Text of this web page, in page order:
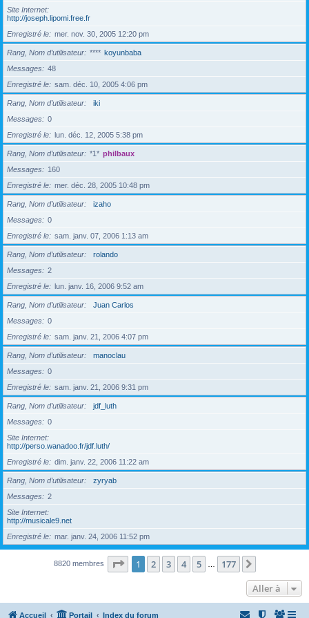
Site Internet
http://joseph.lipomi.free.fr
Enregistré le
mer. nov. 30, 2005 12:20 pm
Rang, Nom d’utilisateur **** koyunbaba
Messages
48
Enregistré le
sam. déc. 10, 2005 4:06 pm
Rang, Nom d’utilisateur
iki
Messages
0
Enregistré le
lun. déc. 12, 2005 5:38 pm
Rang, Nom d’utilisateur *1* philbaux
Messages
160
Enregistré le
mer. déc. 28, 2005 10:48 pm
Rang, Nom d’utilisateur
izaho
Messages
0
Enregistré le
sam. janv. 07, 2006 1:13 am
Rang, Nom d’utilisateur
rolando
Messages
2
Enregistré le
lun. janv. 16, 2006 9:52 am
Rang, Nom d’utilisateur
Juan Carlos
Messages
0
Enregistré le
sam. janv. 21, 2006 4:07 pm
Rang, Nom d’utilisateur
manoclau
Messages
0
Enregistré le
sam. janv. 21, 2006 9:31 pm
Rang, Nom d’utilisateur
jdf_luth
Messages
0
Site Internet
http://perso.wanadoo.fr/jdf.luth/
Enregistré le
dim. janv. 22, 2006 11:22 am
Rang, Nom d’utilisateur
zyryab
Messages
2
Site Internet
http://musicale9.net
Enregistré le
mar. janv. 24, 2006 11:52 pm
8820 membres Page 1sur177
1 2 3 4 5 177
Aller à
Accueil Portail Index du forum